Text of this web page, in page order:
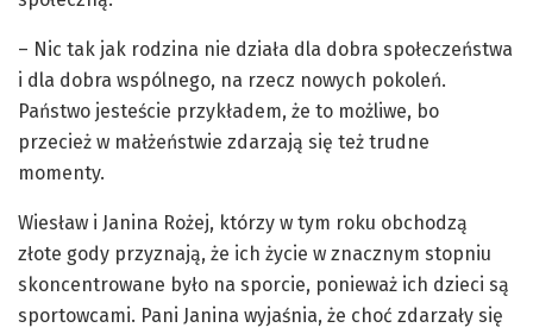
– Nic tak jak rodzina nie działa dla dobra społeczeństwa
i dla dobra wspólnego, na rzecz nowych pokoleń.
Państwo jesteście przykładem, że to możliwe, bo
przecież w małżeństwie zdarzają się też trudne
momenty.
Wiesław i Janina Rożej, którzy w tym roku obchodzą
złote gody przyznają, że ich życie w znacznym stopniu
skoncentrowane było na sporcie, ponieważ ich dzieci są
sportowcami. Pani Janina wyjaśnia, że choć zdarzały się